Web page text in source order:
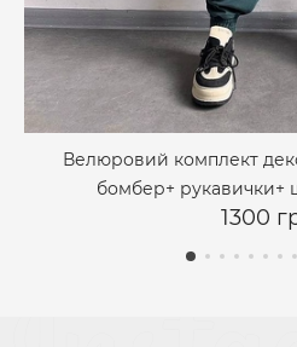
Велюровий комплект
бомбер+ рукавички+
1300